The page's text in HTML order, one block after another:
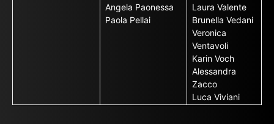
Angela Paonessa
Paola Pellai
Laura Valente
Brunella Vedani
Veronica
Ventavoli
Karin Voch
Alessandra
Zacco
Luca Viviani